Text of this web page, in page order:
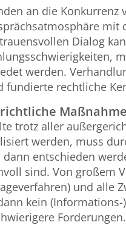
an die Konkurrenz
mit
Dialog
werden.
fundierte rechtliche
trotz aller
werden, muss
entschieden
sind. Von großem
und alle
kein
Forderungen.